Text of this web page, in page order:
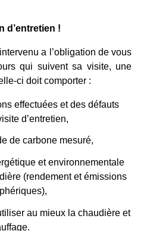
d’entretien !
a l’obligation de vous
qui suivent sa visite, une
ci doit comporter :
effectuées et des défauts
d’entretien,
de carbone mesuré,
et environnementale
(rendement et émissions
au mieux la chaudière et